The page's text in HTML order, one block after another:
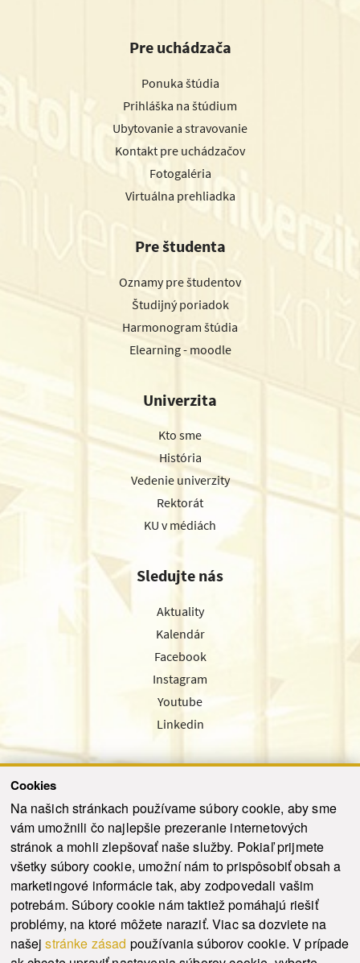
Cookies
Na našich stránkach používame súbory cookie, aby sme
vám umožnili čo najlepšie prezeranie internetových
stránok a mohli zlepšovať naše služby. Pokiaľ prijmete
všetky súbory cookie, umožní nám to prispôsobiť obsah a
marketingové informácie tak, aby zodpovedali vašim
potrebám. Súbory cookie nám taktiež pomáhajú riešiť
problémy, na ktoré môžete naraziť. Viac sa dozviete na
našejstránke zásad používania súborov cookie. V prípade
Pre uchádzača
Ponuka štúdia
Prihláška na štúdium
Ubytovanie a stravovanie
Kontakt pre uchádzačov
Fotogaléria
Virtuálna prehliadka
Pre študenta
Oznamy pre študentov
Študijný poriadok
Harmonogram štúdia
Elearning - moodle
Univerzita
Kto sme
História
Vedenie univerzity
Rektorát
KU v médiách
Sledujte nás
Aktuality
Kalendár
Facebook
Instagram
Youtube
Linkedin
Odoslať
© 2021-2026 ku.sk. Všetky práva vyhradené. Ochrana osobných údajov